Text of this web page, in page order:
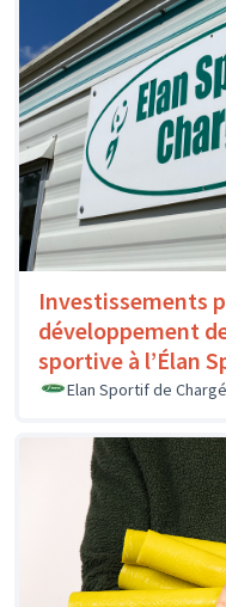
Investissements
développement
sportive à l’Élan
Elan Sportif de Chargé